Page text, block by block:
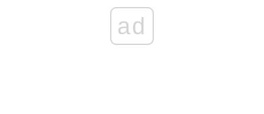
ad